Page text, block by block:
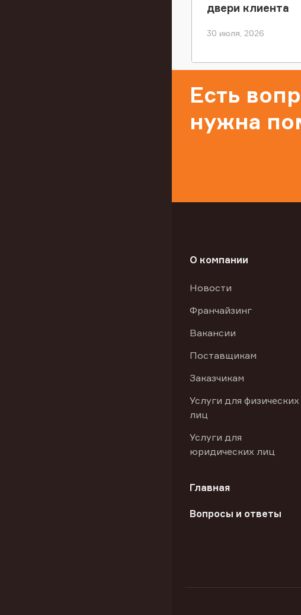
двери клиента
30 июля, 2026
Есть
нужна
О компании
Новости
Франчайзинг
Вакансии
Поставщикам
Заказчикам
Услуги для физических
лиц
Услуги для
юридических лиц
Главная
Вопросы и ответы